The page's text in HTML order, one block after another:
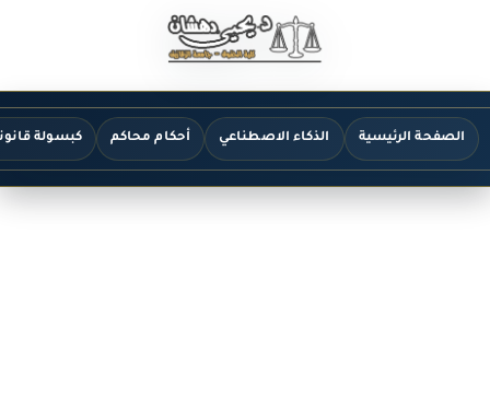
الصفحة الرئيسية الذكاء الاصطناعي أحكام محاكم كبسولة